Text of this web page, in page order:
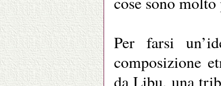
Per farsi
composizione
da Libu, una